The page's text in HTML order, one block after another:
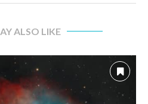
ALSO LIKE